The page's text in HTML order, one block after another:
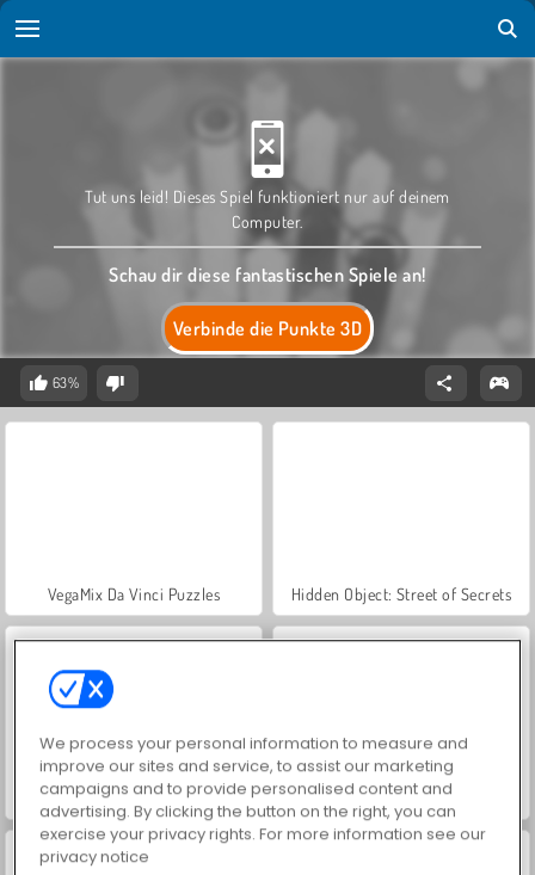
Verbinde die Punkte 3D
Tut uns leid! Dieses Spiel funktioniert nur auf deinem
Computer.
Schau dir diese fantastischen Spiele an!
63%
VegaMix Da Vinci Puzzles Hidden Object: Street of Secrets
World War 2 Shooter Car Parking City Duel
We process your personal information to measure and
improve our sites and service, to assist our marketing
campaigns and to provide personalised content and
advertising. By clicking the button on the right, you can
exercise your privacy rights. For more information see our
privacy notice